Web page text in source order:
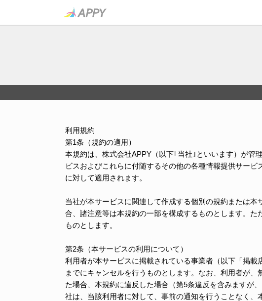
利用規約
第1条（規約の適用）
本規約は、株式会社APPY（以下｢当社｣といいます）が管
ビスおよびこれらに付随するその他の各種情報提供サー
に対して適用されます。
当社が本サービスに関連して作成する個別の規約または
合、諸注意等は本規約の一部を構成するものとします。
ものとします。
第2条（本サービスの利用について）
利用者が本サービスに掲載されている事業者（以下「掲
までにキャンセルを行うものとします。なお、利用者が
た場合、本規約に違反した場合（第5条違反を含みますが
社は、当該利用者に対して、事前の通知を行うことなく